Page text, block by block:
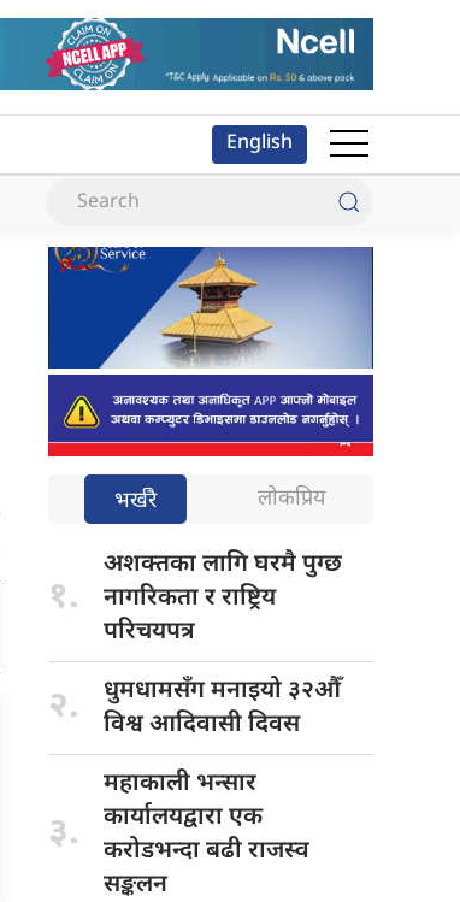
English
भर्खरै लोकप्रिय
१.
अशक्तका लागिघरमै पुग्छ
नागरिकता र राष्ट्रिय
परिचयपत्र
२. धुमधामसँग मनाइयो ३२औँ
विश्व आदिवासी दिवस
३.
महाकाली भन्सार
कार्यालयद्वारा एक
करोडभन्दा बढी राजस्व
सङ्कलन